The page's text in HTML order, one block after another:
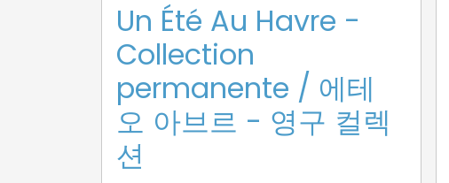
Un Été Au Havre -
Collection
permanente / 에테
오 아브르 - 영구 컬렉
션